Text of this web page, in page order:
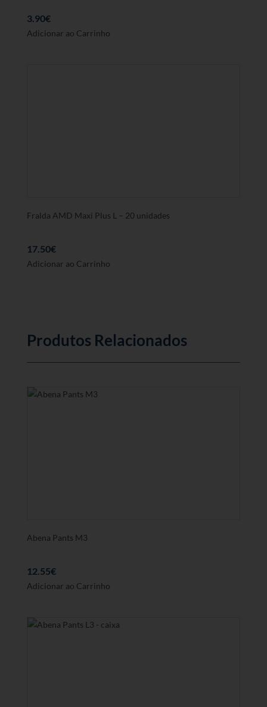
3.90€
Adicionar ao Carrinho
Fralda AMD Maxi Plus L – 20 unidades
17.50€
Adicionar ao Carrinho
Produtos Relacionados
Abena Pants M3
12.55€
Adicionar ao Carrinho